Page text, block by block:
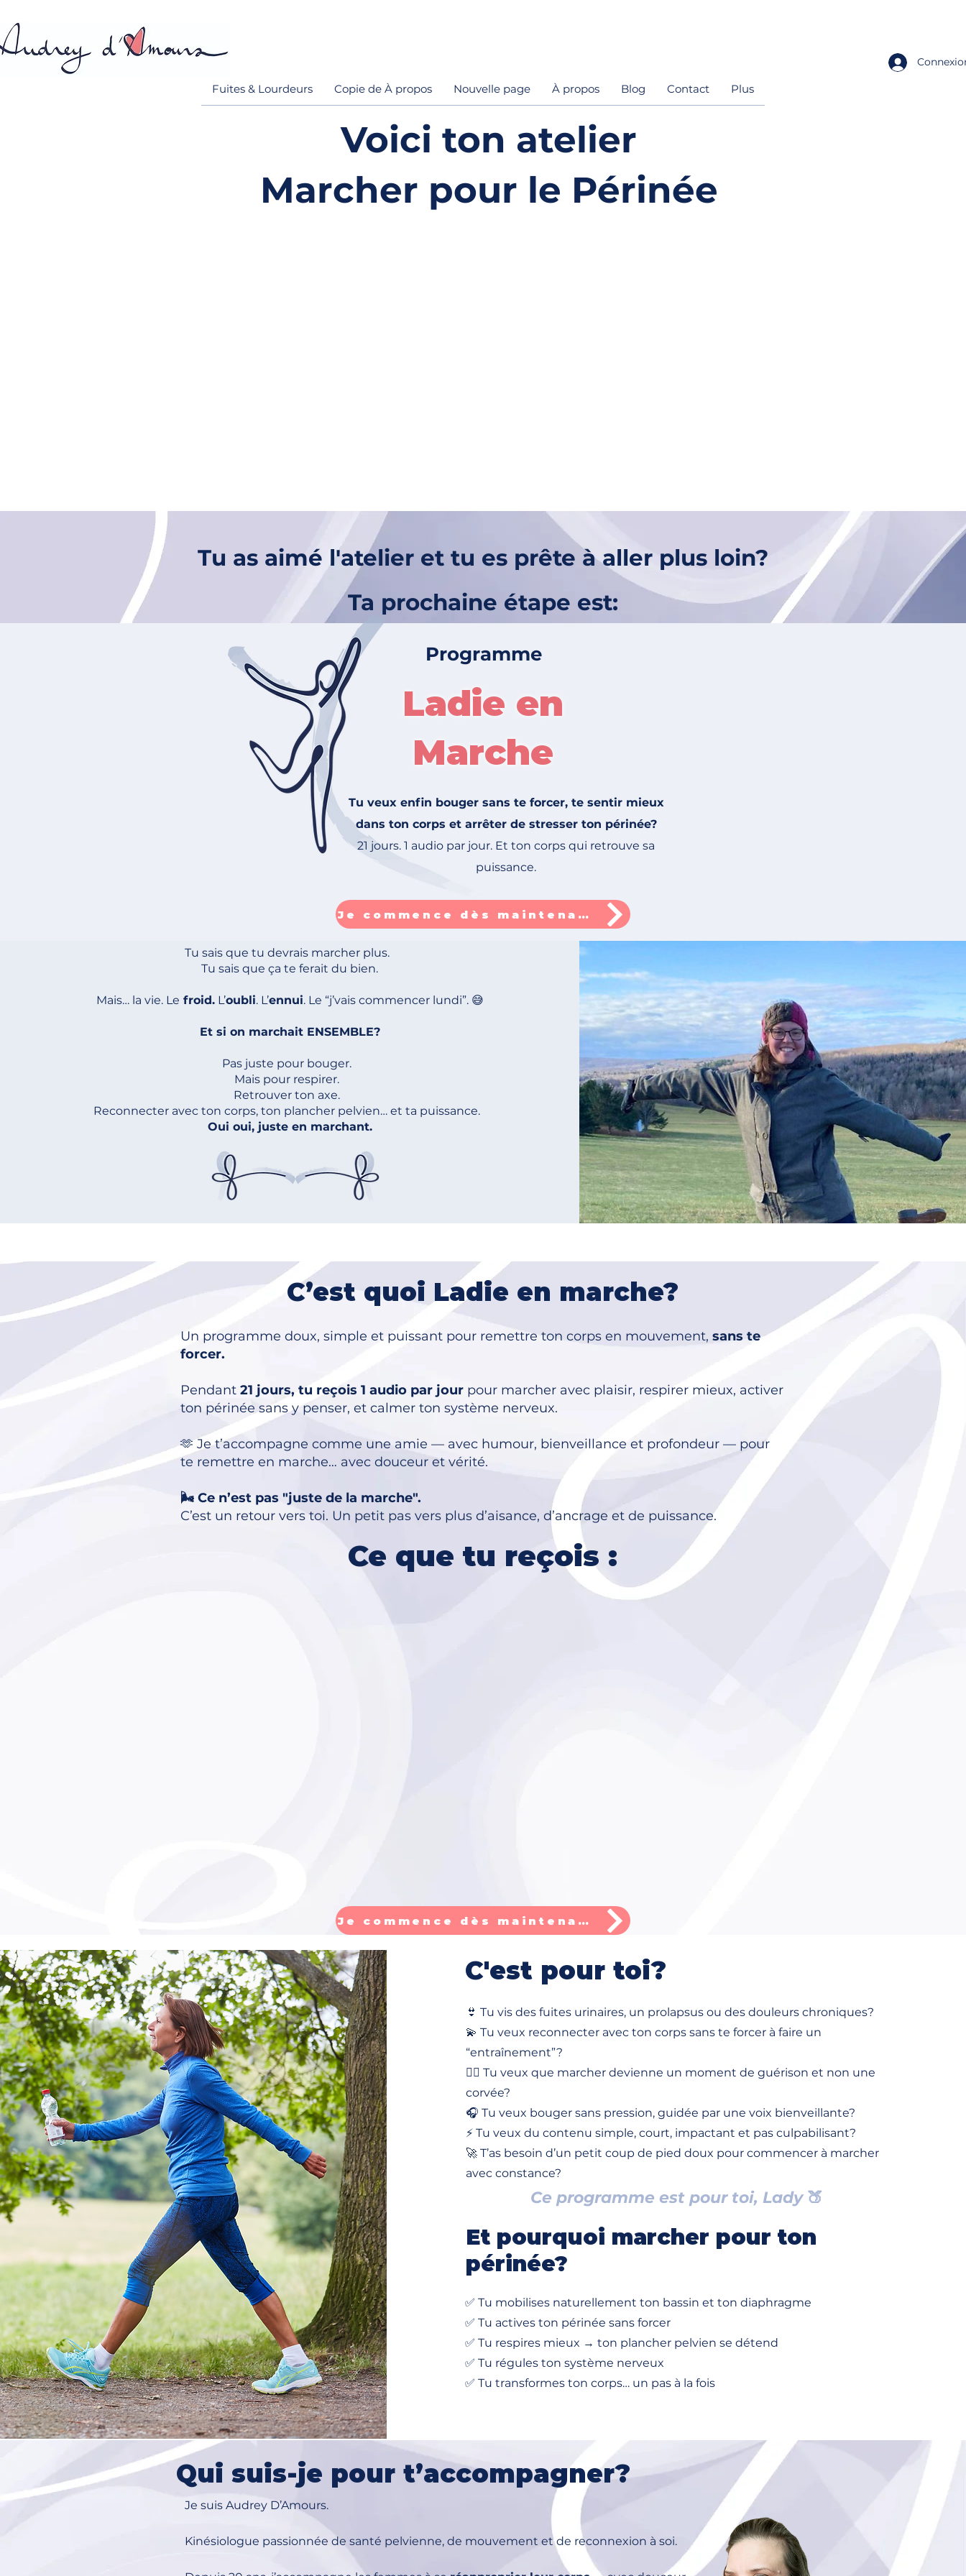
Fuites & Lourdeurs Copie de À propos Nouvelle page À propos Blog Contact Plus
Voici ton atelier
Marcher pour le Périnée
Tu as aimé l'atelier et tu es prête à aller plus loin?
Ta prochaine étape est:
Programme
Ladie en
Marche
Tu veux enfin bouger sans te forcer, te sentir mieux
dans ton corps et arrêter de stresser ton périnée?
21 jours. 1 audio par jour. Et ton corps qui retrouve sa
puissance.
Je commence dès maintenant
Tu sais que tu devrais marcher plus.
Tu sais que ça te ferait du bien.
Mais… la vie. Le froid.L’oubli. L’ennui. Le “j’vais commencer lundi”. 😅
Et si on marchait ENSEMBLE?
Pas juste pour bouger.
Mais pour respirer.
Retrouver ton axe.
Reconnecter avec ton corps, ton plancher pelvien… et ta puissance.
Oui oui, juste en marchant.
C’est quoi Ladie en marche?
Un programme doux, simple et puissant pour remettre ton corps en mouvement, sans te
forcer.
Pendant 21 jours, tu reçois 1 audio par jour pour marcher avec plaisir, respirer mieux, activer
ton périnée sans y penser, et calmer ton système nerveux.
🫶 Je t’accompagne comme une amie — avec humour, bienveillance et profondeur — pour
te remettre en marche… avec douceur et vérité.
🌬 Ce n’est pas "juste de la marche".
C’est un retour vers toi. Un petit pas vers plus d’aisance, d’ancrage et de puissance.
Ce que tu reçois :
Je commence dès maintenant
👙 Tu vis des fuites urinaires, un prolapsus ou des douleurs chroniques?
💫 Tu veux reconnecter avec ton corps sans te forcer à faire un
“entraînement”?
🧘‍♀️ Tu veux que marcher devienne un moment de guérison et non une
corvée?
🎧 Tu veux bouger sans pression, guidée par une voix bienveillante?
⚡ Tu veux du contenu simple, court, impactant et pas culpabilisant?
🚀 T’as besoin d’un petit coup de pied doux pour commencer à marcher
avec constance?
Ce programme est pour toi, Lady 🍑
C'est pour toi?
Et pourquoi marcher pour ton
périnée?
✅ Tu mobilises naturellement ton bassin et ton diaphragme
✅ Tu actives ton périnée sans forcer
✅ Tu respires mieux → ton plancher pelvien se détend
✅ Tu régules ton système nerveux
✅ Tu transformes ton corps… un pas à la fois
Qui suis-je pour t’accompagner?
Je suis Audrey D’Amours.
Kinésiologue passionnée de santé pelvienne, de mouvement et de reconnexion à soi.